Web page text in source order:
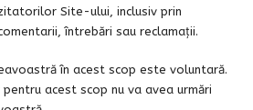
Site-ului, inclusiv prin
întrebări sau reclamații.
în acest scop este voluntară.
acest scop nu va avea urmări